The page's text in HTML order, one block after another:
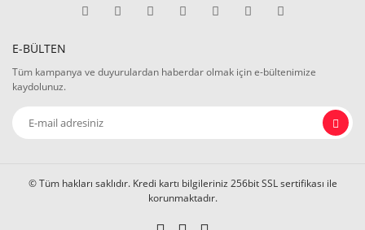
E-BÜLTEN
Tüm kampanya ve duyurulardan haberdar olmak için e-bültenimize
kaydolunuz.
© Tüm hakları saklıdır. Kredi kartı bilgileriniz 256bit SSL sertifikası ile
korunmaktadır.